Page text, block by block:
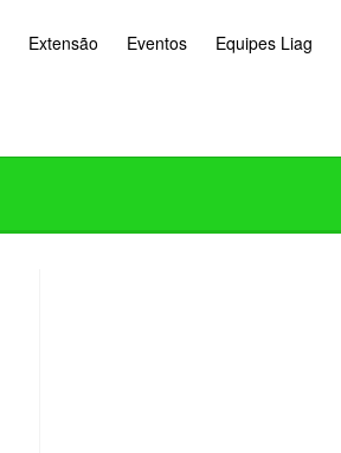
Extensão Eventos Equipes Liag